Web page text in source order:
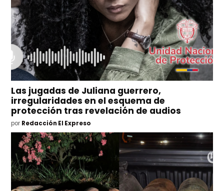
Las jugadas de Juliana guerrero,
irregularidades en el esquema de
protección tras revelación de audios
por Redacción El Expreso